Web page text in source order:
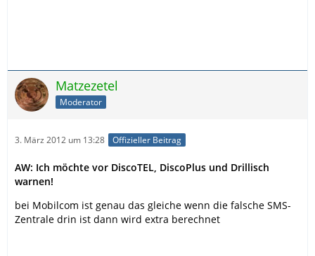
Matzezetel
Moderator
3. März 2012 um 13:28 Offizieller Beitrag
AW: Ich möchte vor DiscoTEL, DiscoPlus und Drillisch
warnen!
bei Mobilcom ist genau das gleiche wenn die falsche SMS-
Zentrale drin ist dann wird extra berechnet